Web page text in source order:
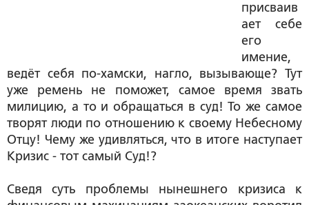
присваив
ает себе
его
имение,
ведёт себя по-хамски, нагло, вызывающе? Тут
уже ремень не поможет, самое время звать
милицию, а то и обращаться в суд! То же самое
творят люди по отношению к своему Небесному
Отцу! Чему же удивляться, что в итоге наступает
Кризис - тот самый Суд!?
Сведя суть проблемы нынешнего кризиса к